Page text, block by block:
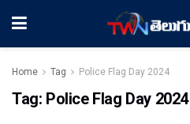
Home Tag Police Flag Day 2024
Tag: Police Flag Day 2024